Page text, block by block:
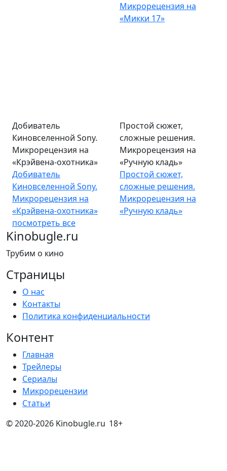
Микрорецензия на
«Микки 17»
Добиватель
Киновселенной Sony.
Микрорецензия на
«Крэйвена-охотника»
Добиватель
Киновселенной Sony.
Микрорецензия на
«Крэйвена-охотника»
Простой сюжет,
сложные решения.
Микрорецензия на
«Ручную кладь»
Простой сюжет,
сложные решения.
Микрорецензия на
«Ручную кладь»
посмотреть все
Kinobugle.ru
Трубим о кино
Страницы
О нас
Контакты
Политика конфиденциальности
Контент
Главная
Трейлеры
Сериалы
Микрорецензии
Статьи
© 2020-2026 Kinobugle.ru 18+